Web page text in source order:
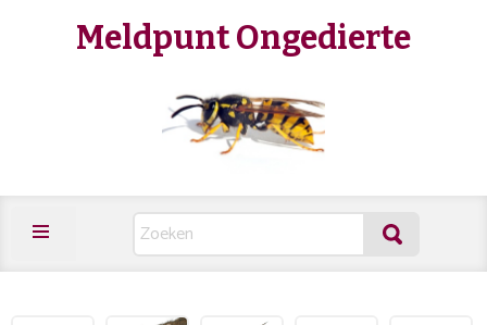
Meldpunt Ongedierte